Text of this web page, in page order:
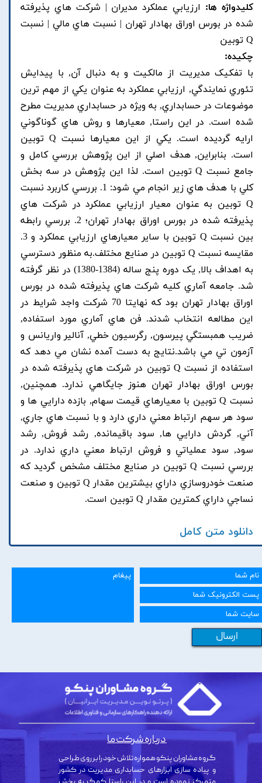
کلیدواژه ها: ارزيابي عملکرد مديران | شرکت هاي پذيرفته
شده در بورس اوراق بهادار تهران | نسبت هاي مالي | نسبت
Q توبين
چکیده:
با تفکيک مديريت از مالکيت و به دنبال آن, با پيدايش
تئوري نمايندگي, ارزيابي عملکرد به عنوان يکي از مهم ترين
موضوعات در حسابداري, به ويژه در حسابداري مديريت مطرح
شده است. در اين راستا, معيارها و روش هاي گوناگوني
ارايه گرديده است. يکي از اين معيارها نسبت Q توبين
است. بنابراين, هدف اصلي از اين پژوهش بررسي کامل و
جامع نسبت Q توبين است. لذا اين پژوهش در سه بخش
کلي با هدف هاي زير انجام مي شود: 1. بررسي کاربرد نسبت
Q توبين به عنوان معيار ارزيابي عملکرد در شرکت هاي
پذيرفته شده در بورس اوراق بهادار تهران؛ 2. بررسي رابطه
بين نسبت Q توبين با ساير معيارهاي ارزيابي عملکرد و 3.
مقايسه نسبت Q توبين در صنايع مختلف.به منظور دسترسي
به اهداف بالا, يک دوره پنج ساله (1384-1380) در نظر گرفته
شد. جامعه آماري کليه شرکت هاي پذيرفته شده در بورس
اوراق بهادار تهران بود که نهايتا 70 شرکت واجد شرايط در
اين مطالعه انتخاب شدند. فن هاي آماري مورد استفاده,
ضريب همبستگي پيرسون, رگرسيون خطي, آنالير واريانس و
آزمون تي مي باشد.نتايج به دست آمده نشان مي دهد که
استفاده از نسبت Q توبين در شرکت هاي پذيرفته شده در
بورس اوراق بهادار تهران هنوز جايگاهي ندارد. همچنين,
نسبت Q توبين با معيارهاي قيمت سهام, بازده دارايي ها و
سود هر سهم ارتباط معني داري دارد و با نسبت هاي جاري,
آني, گردش دارايي ها, سود باقيمانده, رشد فروش, رشد
سود, سود عملياتي و فروش ارتباط معني داري ندارد. در
بررسي نسبت Q توبين در صنايع مختلف مشخص گرديد که
صنعت خودروسازي داراي بيشترين مقدار Q توبين و صنعت
نساجي داراي کمترين مقدار Q توبين است.
دانلود متن کامل
ارسال
گروه مشاوران پنکو همواره تلاش خود را بر روی طراحی
و پیاده سازی ابزارهای حسابداری مدیریت در کشور
درباره شرکت ما